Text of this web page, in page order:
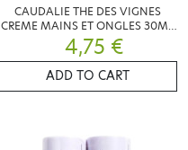
CAUDALIE THE DES VIGNES
CREME MAINS ET ONGLES 30ML
+ SOIN LEVRES 4.5G
4,75 €
ADD TO CART